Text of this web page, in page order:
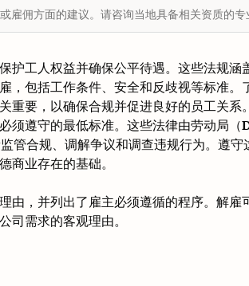
雇佣方面的建议。请咨询当地具备相关资质的专
护工人权益并确保公平待遇。这些法规涵
，包括工作条件、安全和反歧视等标准。
重要，以确保合规并促进良好的员工关系。
须遵守的最低标准。这些法律由劳动局（
管合规、调解争议和调查违规行为。遵守
商业存在的基础。
由，并列出了雇主必须遵循的程序。解雇
司需求的客观理由。